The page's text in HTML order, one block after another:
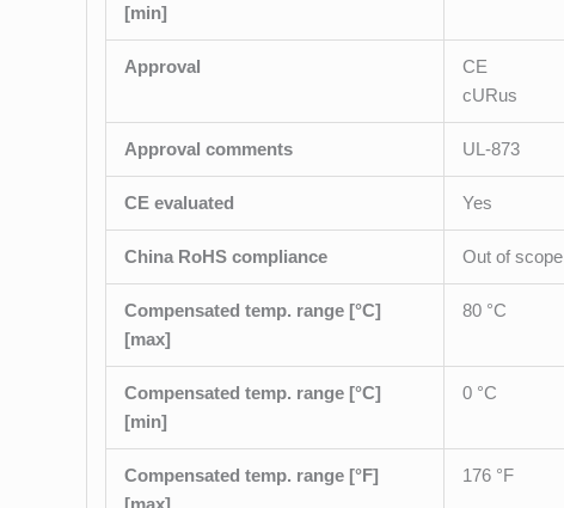
[min]
Approval
CE
cURus
Approval comments UL-873
CE evaluated Yes
China RoHS compliance Out of scope
Compensated temp. range [°C]
[max]
80 °C
Compensated temp. range [°C]
[min]
0 °C
Compensated temp. range [°F]
[max]
176 °F